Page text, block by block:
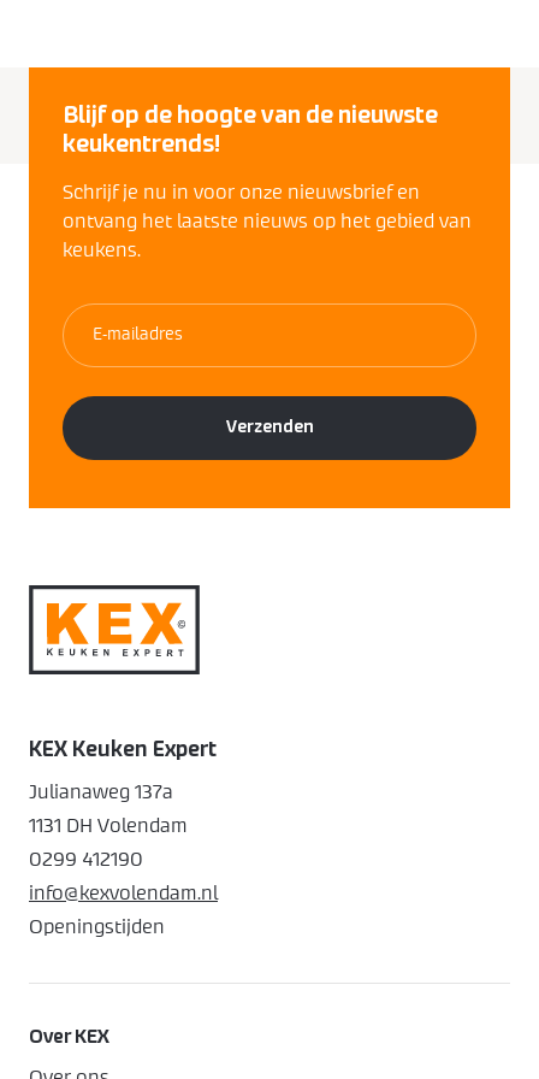
Blijf op de hoogte van de nieuwste
keukentrends!
Schrijf je nu in voor onze nieuwsbrief en
ontvang het laatste nieuws op het gebied van
keukens.
Over KEX
KEX Keuken Expert
Julianaweg 137a
1131 DH Volendam
0299 412190
info@kexvolendam.nl
Openingstijden